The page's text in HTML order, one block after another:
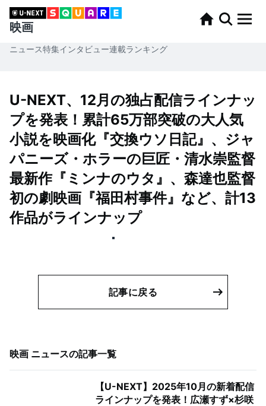
映画
ニュース特集インタビュー連載ランキング
U-NEXT、12月の独占配信ラインナッ
プを発表！累計65万部突破の大人気
小説を映画化『交換ウソ日記』、ジャ
パニーズ・ホラーの巨匠・清水崇監督
最新作『ミンナのウタ』、森達也監督
初の劇映画『福田村事件』など、計13
作品がラインナップ
記事に戻る
映画 ニュースの記事一覧
【U-NEXT】2025年10月の新着配信
ラインナップを発表！広瀬すず×杉咲